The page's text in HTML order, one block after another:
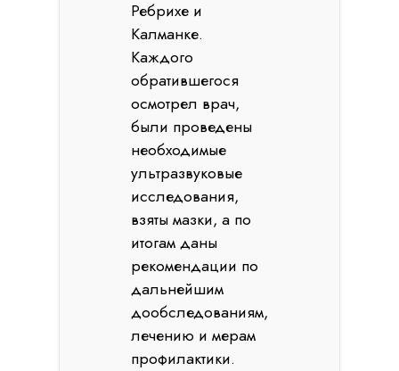
Ребрихе и
Калманке.
Каждого
обратившегося
осмотрел врач,
были проведены
необходимые
ультразвуковые
исследования,
взяты мазки, а по
итогам даны
рекомендации по
дальнейшим
дообследованиям,
лечению и мерам
профилактики.